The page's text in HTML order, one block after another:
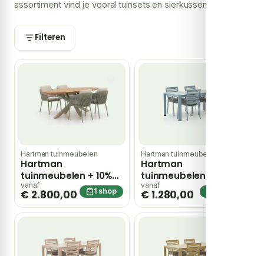
assortiment vind je vooral tuinsets en sierkussens. Per
zodat je je Hartman tuinmeubelen bij de voordeligste shop
koopt.
Filteren
Hartman tuinmeubelen
Hartman
tuinmeubelen + 10%
kassakorting |
Hartman Sevilla/San
Sebastian 200cm
vanaf
€ 2.800,00 1 shop
Hartman tuinmeubelen
Hartman
tuinmeubelen
Alexandra dining
tuinset 5-delig –
Blauw
vanaf
€ 1.280,00